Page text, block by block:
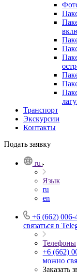
Транспорт
Экскурсии
Контакты
Подать заявку
ru
Язык
ru
en
+6 (662) 006-
связаться в
Телефоны
+6 (662)
можно
Заказать